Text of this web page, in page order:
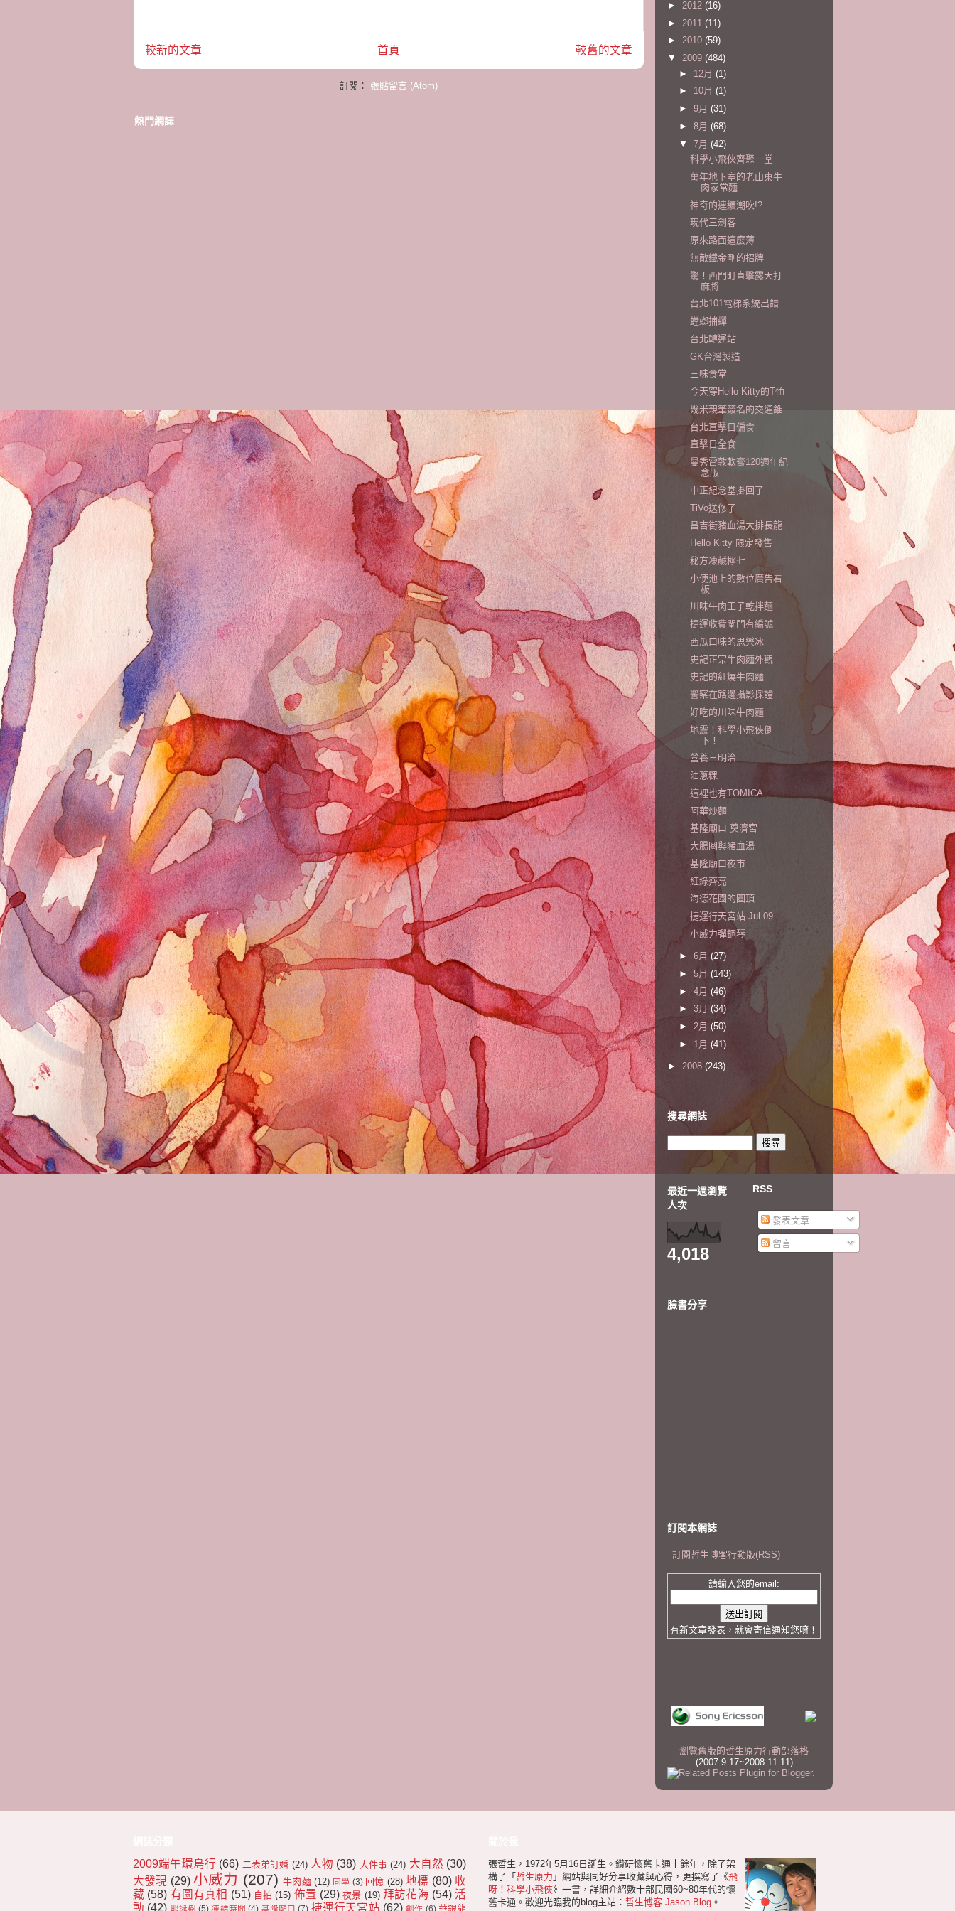
較新的文章 較舊的文章
首頁
訂閱： 張貼留言 (Atom)
熱門網誌
► 2012 (16)
► 2011 (11)
► 2010 (59)
▼ 2009 (484)
► 12月 (1)
► 10月 (1)
► 9月 (31)
► 8月 (68)
▼ 7月 (42)
科學小飛俠齊聚一堂
萬年地下室的老山東牛
肉家常麵
神奇的連續潮吹!?
現代三劍客
原來路面這麼薄
無敵鐵金剛的招牌
驚！西門町直擊露天打
麻將
台北101電梯系統出錯
螳螂捕蟬
台北轉運站
GK台灣製造
三味食堂
今天穿Hello Kitty的T恤
幾米親筆簽名的交通錐
台北直擊日偏食
直擊日全食
曼秀雷敦軟膏120週年紀
念版
中正紀念堂掛回了
TiVo送修了
昌吉街豬血湯大排長龍
Hello Kitty 限定發售
秘方凍鹹檸七
小便池上的數位廣告看
板
川味牛肉王子乾拌麵
捷運收費閘門有編號
西瓜口味的思樂冰
史記正宗牛肉麵外觀
史記的紅燒牛肉麵
警察在路邊攝影採證
好吃的川味牛肉麵
地震！科學小飛俠倒
下！
營養三明治
油蔥粿
這裡也有TOMICA
阿華炒麵
基隆廟口 奠濟宮
大腸圈與豬血湯
基隆廟口夜市
紅綠齊亮
海德花園的圓頂
捷運行天宮站 Jul.09
小威力彈鋼琴
► 6月 (27)
► 5月 (143)
► 4月 (46)
► 3月 (34)
► 2月 (50)
► 1月 (41)
► 2008 (243)
搜尋網誌
最近一週瀏覽
人次
4,018
RSS
發表文章
留言
臉書分享
訂閱本網誌
訂閱哲生博客行動版(RSS)
請輸入您的email:
有新文章發表，就會寄信通知您唷！
瀏覽舊版的哲生原力行動部落格
(2007.9.17~2008.11.11)
2009端午環島行 (66) 二表弟訂婚 (24) 人物 (38) 大件事 (24) 大自然 (30)
大發現 (29) 小威力 (207) 牛肉麵 (12) 同學 (3) 回憶 (28) 地標 (80) 收
藏 (58) 有圖有真相 (51) 自拍 (15) 佈置 (29) 夜景 (19) 拜訪花海 (54) 活
動 (42) 耶誕樹 (5) 凍結時間 (4) 基隆廟口 (7) 捷運行天宮站 (62) 創作 (6) 華銀龍
張哲生，1972年5月16日誕生。鑽研懷舊卡通十餘年，除了架
構了「 哲生原力 」網站與同好分享收藏與心得，更撰寫了《飛
呀！科學小飛俠》一書，詳細介紹數十部民國60~80年代的懷
舊卡通。歡迎光臨我的blog主站： 哲生博客 Jason Blog 。